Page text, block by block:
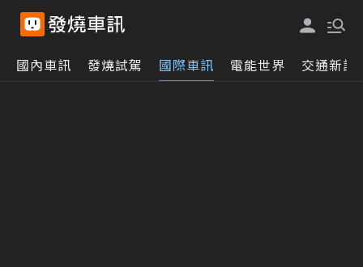
國內車訊 發燒試駕 國際車訊 電能世界 交通新訊